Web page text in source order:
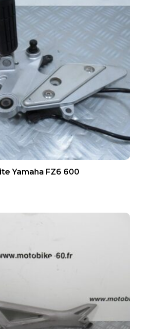
Yamaha FZ6 600